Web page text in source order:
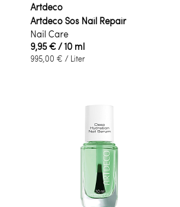
Artdeco
Artdeco Sos Nail Repair
Nail Care
9,95 €/ 10 ml
995,00 € / Liter